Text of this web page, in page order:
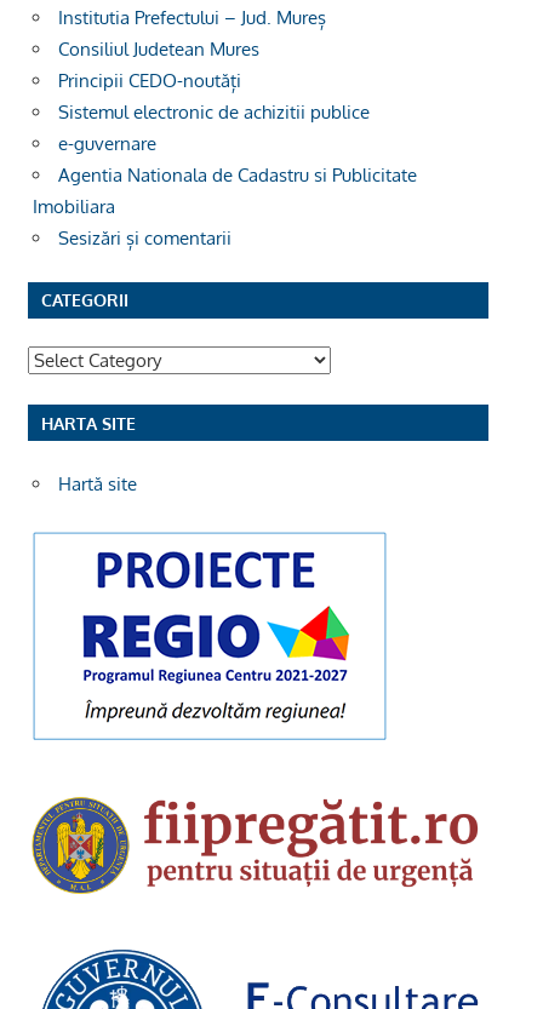
Institutia Prefectului – Jud. Mureș
Consiliul Judetean Mures
Principii CEDO-noutăți
Sistemul electronic de achizitii publice
e-guvernare
Agentia Nationala de Cadastru si Publicitate
Imobiliara
Sesizări și comentarii
CATEGORII
Categorii
HARTA SITE
Hartă site